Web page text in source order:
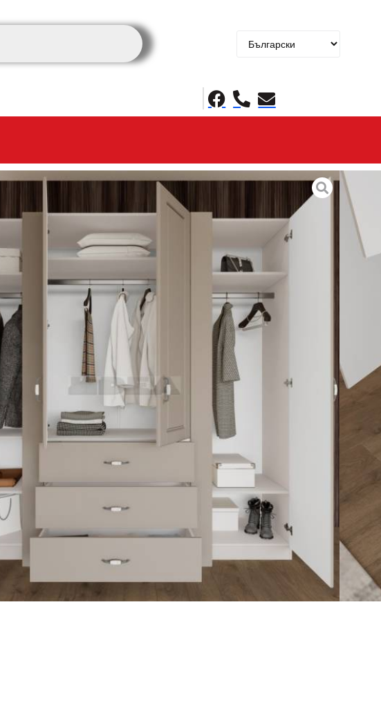
Boutique
€ (1,513.00 лв.)
Цената е с ДДС
И МОНТАЖ
се с нас Запитване за продукт